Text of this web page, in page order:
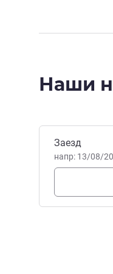
Наши
Заезд
напр: 13/08/